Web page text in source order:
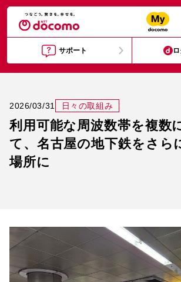
サポート
2026/03/31 日々の取組み
利用可能な周波数帯を複数
て、 名古屋の地下鉄をさら
場所に